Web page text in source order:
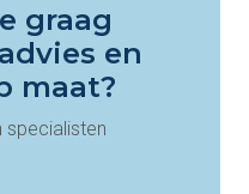
graag
en
maat?
specialisten